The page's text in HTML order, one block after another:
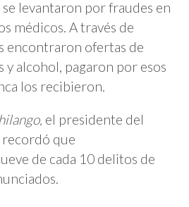
levantaron por fraudes en
médicos. A través de
encontraron ofertas de
y alcohol, pagaron por esos
los recibieron.
el presidente del
que
de cada 10 delitos de